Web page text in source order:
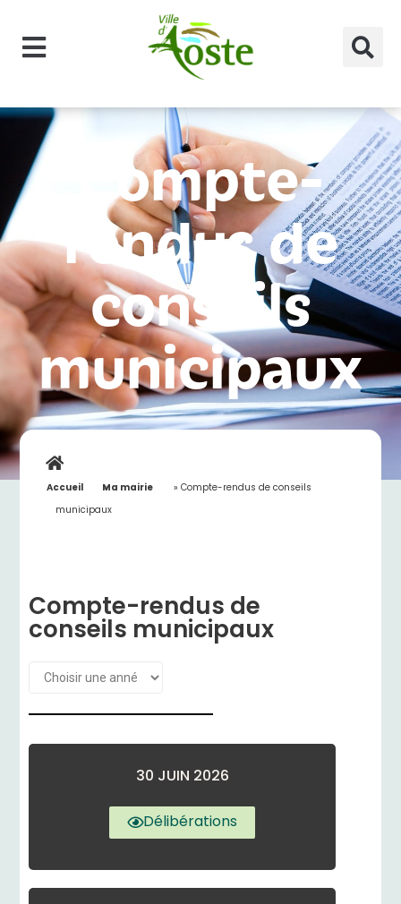
Compte-
rendus de
conseils
municipaux
Accueil »
Ma mairie »Compte-rendus de conseils
municipaux
Compte-rendus de
conseils municipaux
30 JUIN 2026
Délibérations